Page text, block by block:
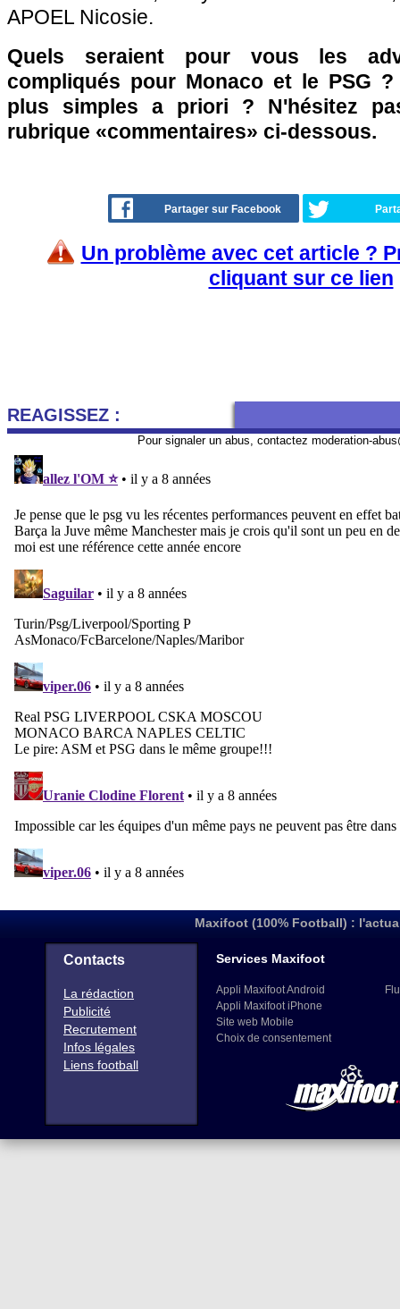
APOEL Nicosie.
Quels seraient pour vous les
compliqués pour Monaco et le PSG
plus simples a priori ? N'hésitez
rubrique «commentaires» ci-dessous.
Partager sur Facebook
Un problème avec cet article ?
cliquant sur ce lien
REAGISSEZ :
Pour signaler un abus, contactez moderation-
Maxifoot (100% Football) :
Contacts
La rédaction
Publicité
Recrutement
Infos légales
Liens football
Services Maxifoot
Appli Maxifoot Android
Appli Maxifoot iPhone
Site web Mobile
Choix de consentement